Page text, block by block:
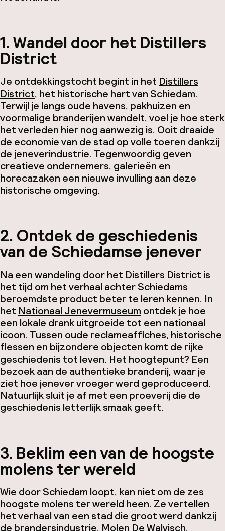
1. Wandel door het Distillers
District
Je ontdekkingstocht begint in het Distillers
District, het historische hart van Schiedam.
Terwijl je langs oude havens, pakhuizen en
voormalige branderijen wandelt, voel je hoe sterk
het verleden hier nog aanwezig is. Ooit draaide
de economie van de stad op volle toeren dankzij
de jeneverindustrie. Tegenwoordig geven
creatieve ondernemers, galerieën en
horecazaken een nieuwe invulling aan deze
historische omgeving.
2. Ontdek de geschiedenis
van de Schiedamse jenever
Na een wandeling door het Distillers District is
het tijd om het verhaal achter Schiedams
beroemdste product beter te leren kennen. In
het Nationaal Jenevermuseum ontdek je hoe
een lokale drank uitgroeide tot een nationaal
icoon. Tussen oude reclameaffiches, historische
flessen en bijzondere objecten komt de rijke
geschiedenis tot leven. Het hoogtepunt? Een
bezoek aan de authentieke branderij, waar je
ziet hoe jenever vroeger werd geproduceerd.
Natuurlijk sluit je af met een proeverij die de
geschiedenis letterlijk smaak geeft.
3. Beklim een van de hoogste
molens ter wereld
Wie door Schiedam loopt, kan niet om de zes
hoogste molens ter wereld heen. Ze vertellen
het verhaal van een stad die groot werd dankzij
de brandersindustrie. Molen De Walvisch,